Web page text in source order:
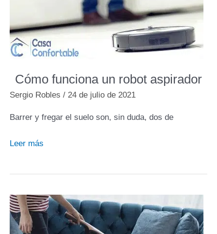
Review
y
honesta
Cómo funciona un robot aspirador
Sergio Robles / 24 de julio de 2021
Barrer y fregar el suelo son, sin duda, dos de
Cómo
aspirador
Leer más